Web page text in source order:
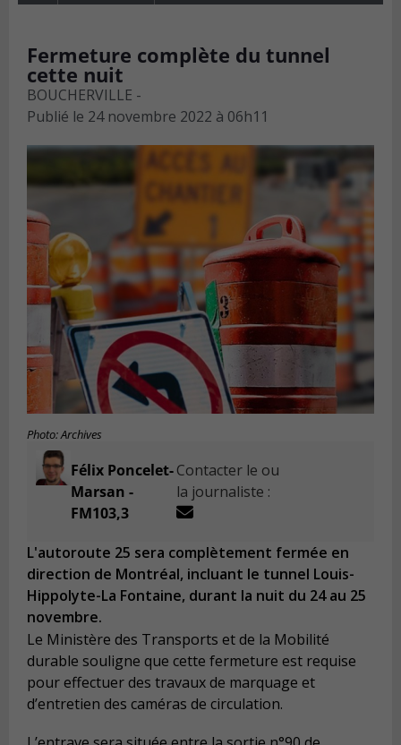
Fermeture complète du tunnel
cette nuit
BOUCHERVILLE -
Publié le 24 novembre 2022 à 06h11
Photo: Archives
Félix Poncelet-
Marsan -
FM103,3
Contacter le ou
la journaliste :
L'autoroute 25 sera complètement fermée en
direction de Montréal, incluant le tunnel Louis-
Hippolyte-La Fontaine, durant la nuit du 24 au 25
novembre.
Le Ministère des Transports et de la Mobilité
durable souligne que cette fermeture est requise
pour effectuer des travaux de marquage et
d’entretien des caméras de circulation.